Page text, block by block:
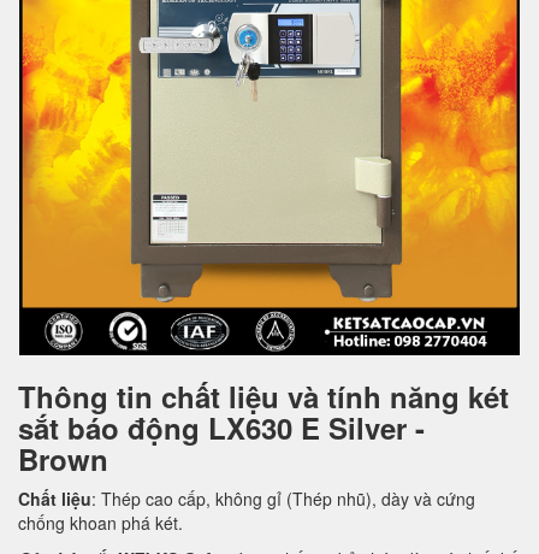
Thông tin chất liệu và tính năng két
sắt báo động LX630 E Silver -
Brown
Chất liệu: Thép cao cấp, không gỉ (Thép nhũ), dày và cứng
chống khoan phá két.